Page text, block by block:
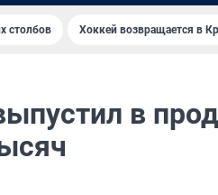
столбов Хоккей возвращается в
в